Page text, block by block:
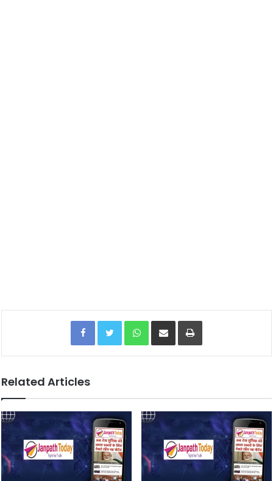
Facebook Twitter WhatsApp
Related Articles